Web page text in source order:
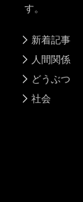
す。
新着記事
人間関係
どうぶつ
社会